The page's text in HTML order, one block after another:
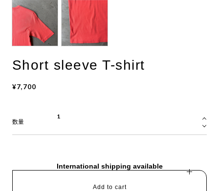
Short sleeve T-shirt
¥7,700
数量
International shipping available
Add to cart